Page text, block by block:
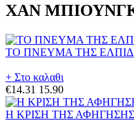
ΧΑΝ
ΤΟ ΠΝΕΥΜΑ ΤΗΣ
+ Στο καλαθι
€14.31 15.90
Η ΚΡΙΣΗ ΤΗΣ ΑΦΗΓΗΣΗΣ